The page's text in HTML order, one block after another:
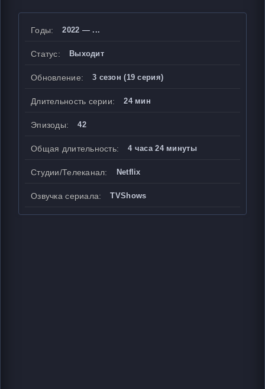
Годы: 2022 — ...
Статус: Выходит
Обновление: 3 сезон (19 серия)
Длительность серии: 24 мин
Эпизоды: 42
Общая длительность: 4 часа 24 минуты
Студии/Телеканал: Netflix
Озвучка сериала: TVShows